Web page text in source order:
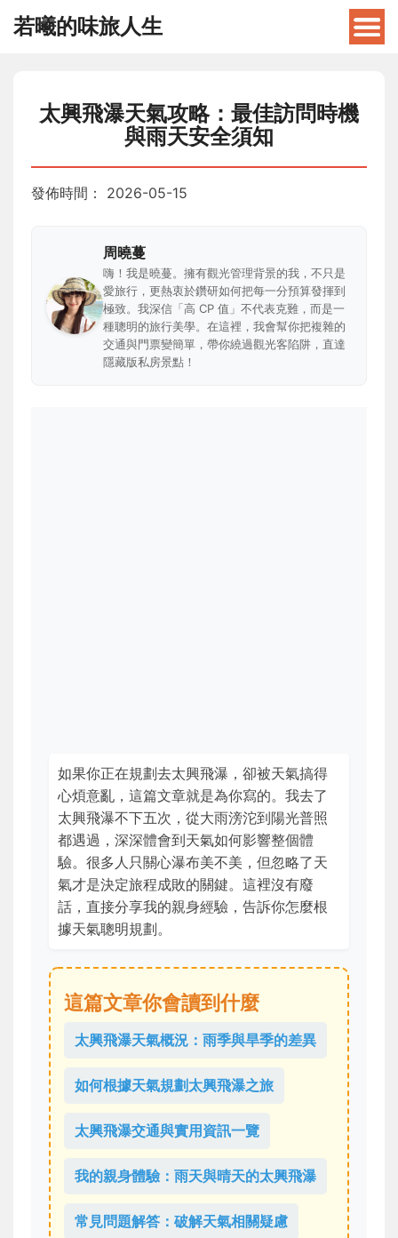
若曦的味旅人生
太興飛瀑天氣攻略：最佳訪問時機
與雨天安全須知
發佈時間： 2026-05-15
周曉蔓
嗨！我是曉蔓。擁有觀光管理背景的我，不只是
愛旅行，更熱衷於鑽研如何把每一分預算發揮到
極致。我深信「高 CP 值」不代表克難，而是一
種聰明的旅行美學。在這裡，我會幫你把複雜的
交通與門票變簡單，帶你繞過觀光客陷阱，直達
隱藏版私房景點！
如果你正在規劃去太興飛瀑，卻被天氣搞得
心煩意亂，這篇文章就是為你寫的。我去了
太興飛瀑不下五次，從大雨滂沱到陽光普照
都遇過，深深體會到天氣如何影響整個體
驗。很多人只關心瀑布美不美，但忽略了天
氣才是決定旅程成敗的關鍵。這裡沒有廢
話，直接分享我的親身經驗，告訴你怎麼根
據天氣聰明規劃。
這篇文章你會讀到什麼
太興飛瀑天氣概況：雨季與旱季的差異
如何根據天氣規劃太興飛瀑之旅
太興飛瀑交通與實用資訊一覽
我的親身體驗：雨天與晴天的太興飛瀑
常見問題解答：破解天氣相關疑慮